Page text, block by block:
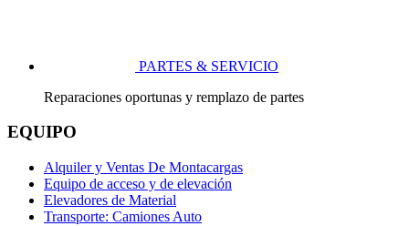
PARTES & SERVICIO
Reparaciones oportunas y remplazo de partes
EQUIPO
Alquiler y Ventas De Montacargas
Equipo de acceso y de elevación
Elevadores de Material
Transporte: Camiones Auto